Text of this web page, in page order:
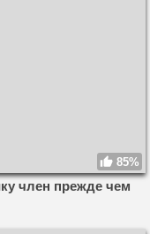
85%
член прежде чем